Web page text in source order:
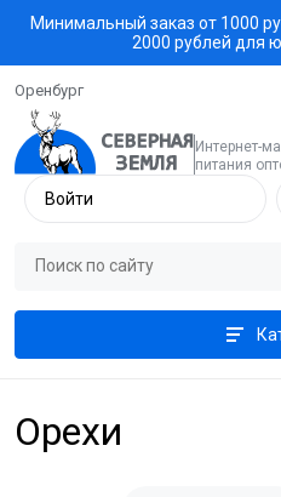
Минимальный заказ от 1000
2000 рублей для
Оренбург
Интернет-
питания
Войти
Орехи